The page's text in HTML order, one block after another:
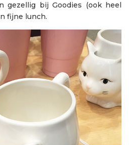
gezellig bij Goodies (ook heel
fijne lunch.